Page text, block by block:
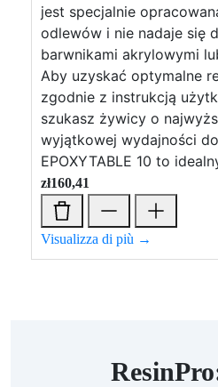
jest specjalnie
odlewów i nie nadaje się
barwnikami akrylowymi
Aby uzyskać optymalne
zgodnie z instrukcją
szukasz żywicy o
wyjątkowej wydajności
EPOXYTABLE 10 to
zł160,41
Visualizza di più →